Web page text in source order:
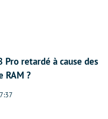
Pro retardé à cause des
RAM ?